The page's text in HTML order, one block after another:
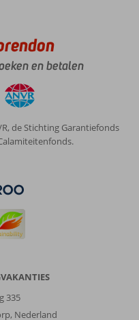
en betalen
de Stichting Garantiefonds
335
Nederland